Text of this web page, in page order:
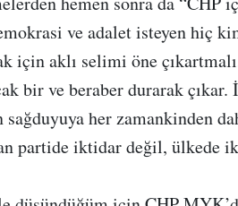
ve adalet isteyen hiç
için aklı selimi öne
bir ve beraber durarak çıkar.
her zamankinden
partide iktidar değil, ülkede